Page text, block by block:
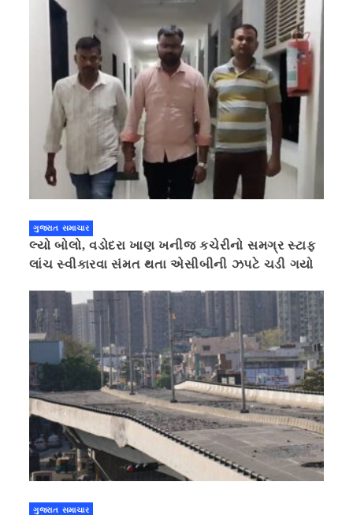
ગુજરાત સમાચાર
લ્યો બોલો, વડોદરા ખાણ ખનીજ કચેરીનો સમગ્ર સ્ટાફ
લાંચ સ્વીકારવા સંમત થતા એસીબીની ઝપટે ચડી ગયો
ગુજરાત સમાચાર